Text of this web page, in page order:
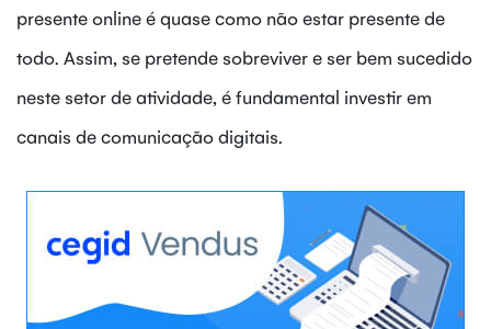
presente online é quase como não estar presente de
todo. Assim, se pretende sobreviver e ser bem sucedido
neste setor de atividade, é fundamental investir em
canais de comunicação digitais.